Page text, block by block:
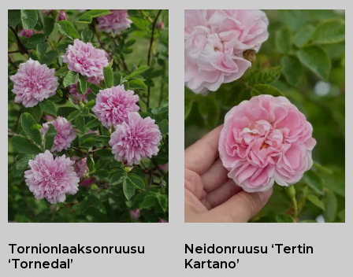
Tornionlaaksonruusu
‘Tornedal’
Neidonruusu ‘Tertin
Kartano’